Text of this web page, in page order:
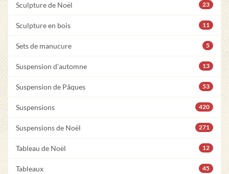
Sculpture de Noël 23
Sculpture en bois 11
Sets de manucure 5
Suspension d'automne 13
Suspension de Pâques 53
Suspensions 420
Suspensions de Noël 271
Tableau de Noël 12
Tableaux 45